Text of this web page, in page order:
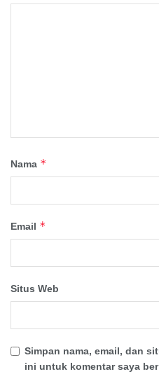
Nama *
Email *
Situs Web
Simpan nama, email, dan
ini untuk komentar saya